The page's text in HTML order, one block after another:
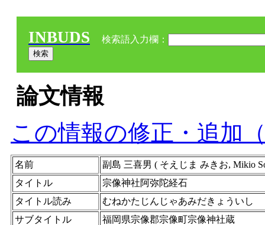
INBUDS 検索語入力欄：
論文情報
この情報の修正・追加
名前
副島 三喜男 ( そえじま みきお, Mikio
タイトル
宗像神社阿弥陀経石
タイトル読み
むねかたじんじゃあみだきょういし
サブタイトル
福岡県宗像郡宗像町宗像神社蔵